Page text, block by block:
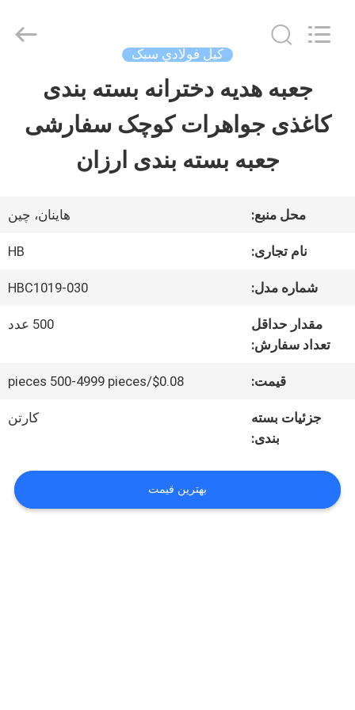
دربارهی
کارخانه
تور
کیفیت
تماس
Electric
کيل فولادي سبک
جعبه هدیه دخترانه بسته بندی
کاغذی جواهرات کوچک سفارشی
جعبه بسته بندی ارزان
محل منبع: هاینان، چین
نام تجاری: HB
شماره مدل: HBC1019-030
مقدار حداقل
تعداد سفارش:
500 عدد
قیمت: $0.08/pieces 500-4999 pieces
جزئیات بسته
بندی:
کارتن
بهترین قیمت